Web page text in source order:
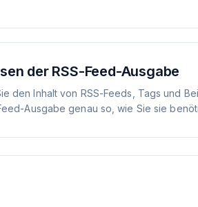
der RSS-Feed-Ausgabe
den Inhalt von RSS-Feeds, Tags und
Ausgabe genau so, wie Sie sie